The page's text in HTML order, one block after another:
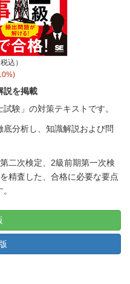
込）
説を掲載
験」の対策テキストです。
分析し、知識解説および問
二次検定、2級前期第一次検
精査した、合格に必要な要点